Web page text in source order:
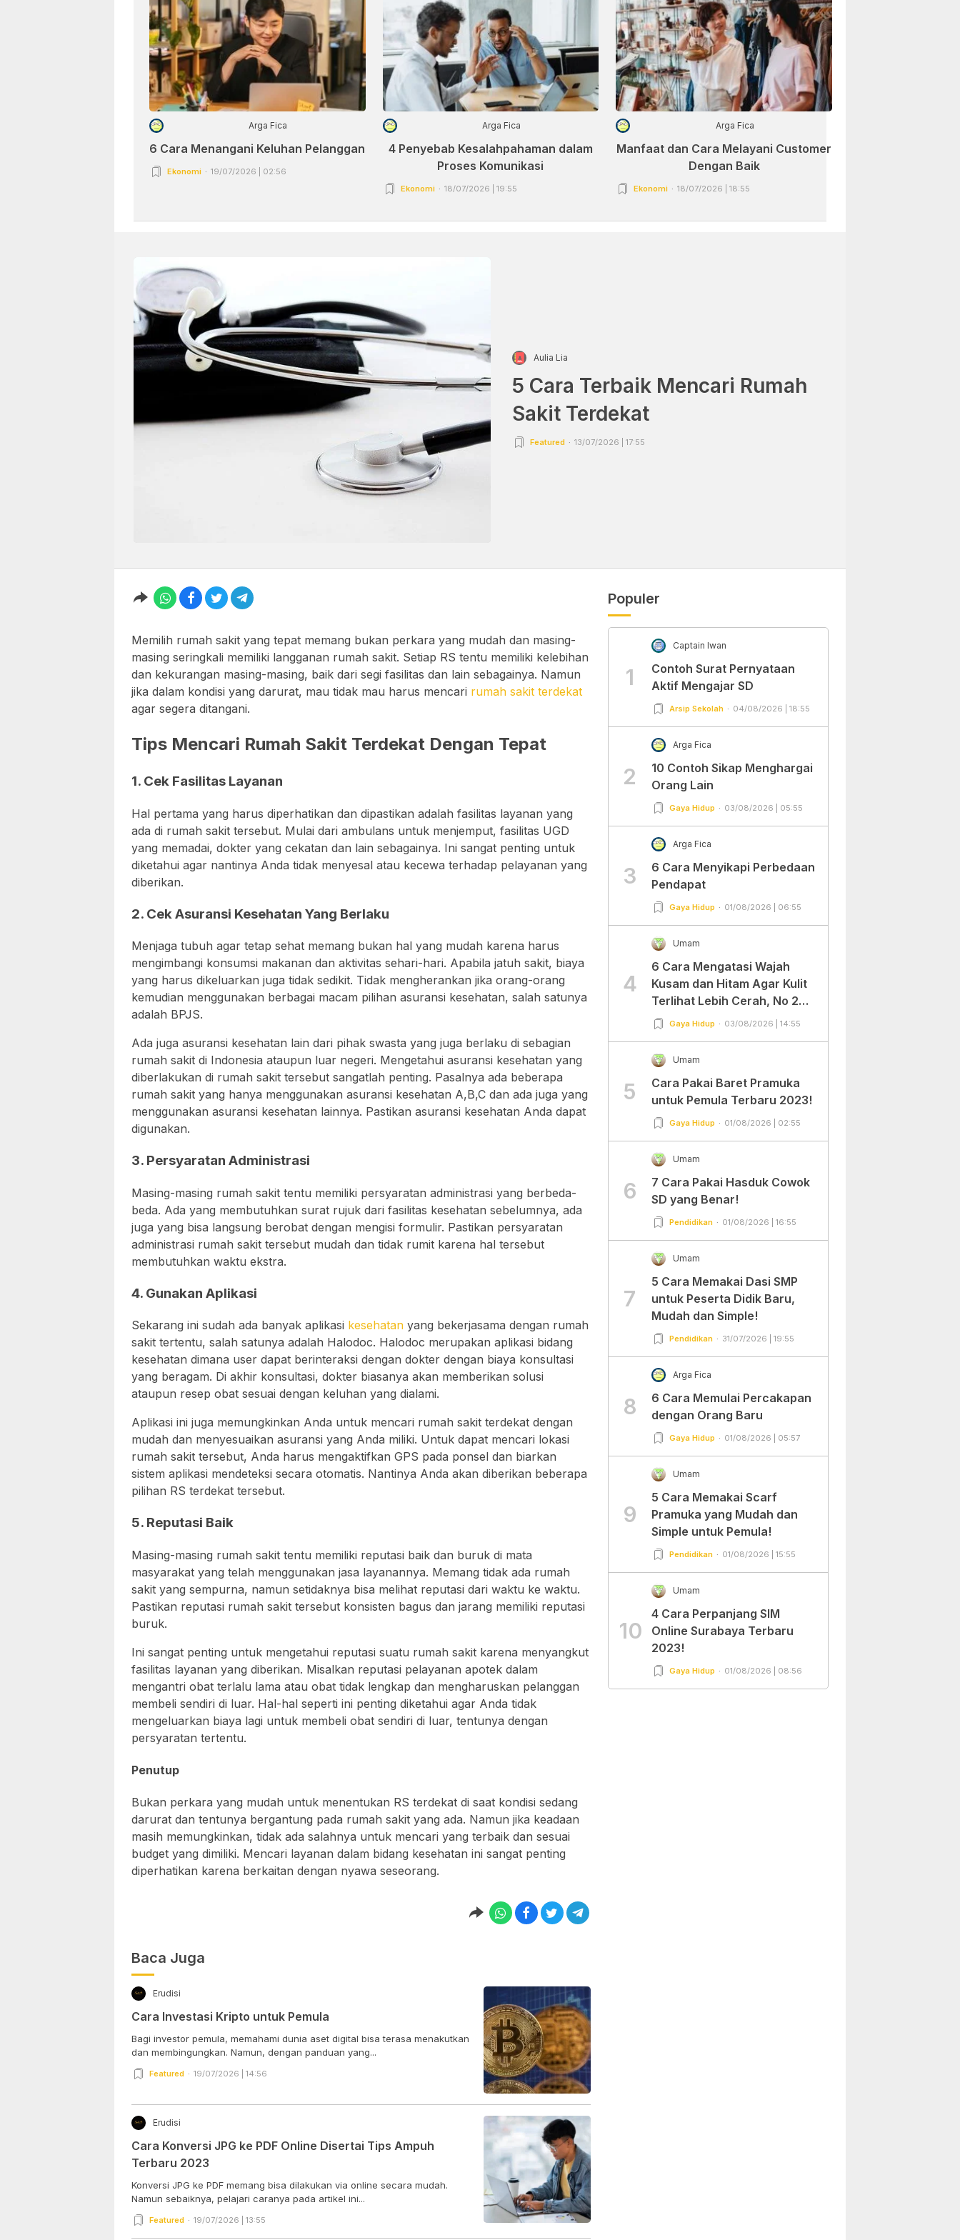
Arga Fica
6 Cara Menangani Keluhan Pelanggan
Ekonomi 19/07/2026 | 02:56
Arga Fica
4 Penyebab Kesalahpahaman dalam
Proses Komunikasi
Ekonomi 18/07/2026 | 19:55
Arga Fica
Manfaat dan Cara Melayani Customer
Dengan Baik
Ekonomi 18/07/2026 | 18:55
Aulia Lia
5 Cara Terbaik Mencari Rumah
Sakit Terdekat
Featured 13/07/2026 | 17:55
Memilih rumah sakit yang tepat memang bukan perkara yang mudah dan masing-
masing seringkali memiliki langganan rumah sakit. Setiap RS tentu memiliki kelebihan
dan kekurangan masing-masing, baik dari segi fasilitas dan lain sebagainya. Namun
jika dalam kondisi yang darurat, mau tidak mau harus mencari rumah sakit terdekat
agar segera ditangani.
Tips Mencari Rumah Sakit Terdekat Dengan Tepat
1. Cek Fasilitas Layanan
Hal pertama yang harus diperhatikan dan dipastikan adalah fasilitas layanan yang
ada di rumah sakit tersebut. Mulai dari ambulans untuk menjemput, fasilitas UGD
yang memadai, dokter yang cekatan dan lain sebagainya. Ini sangat penting untuk
diketahui agar nantinya Anda tidak menyesal atau kecewa terhadap pelayanan yang
diberikan.
2. Cek Asuransi Kesehatan Yang Berlaku
Menjaga tubuh agar tetap sehat memang bukan hal yang mudah karena harus
mengimbangi konsumsi makanan dan aktivitas sehari-hari. Apabila jatuh sakit, biaya
yang harus dikeluarkan juga tidak sedikit. Tidak mengherankan jika orang-orang
kemudian menggunakan berbagai macam pilihan asuransi kesehatan, salah satunya
adalah BPJS.
Ada juga asuransi kesehatan lain dari pihak swasta yang juga berlaku di sebagian
rumah sakit di Indonesia ataupun luar negeri. Mengetahui asuransi kesehatan yang
diberlakukan di rumah sakit tersebut sangatlah penting. Pasalnya ada beberapa
rumah sakit yang hanya menggunakan asuransi kesehatan A,B,C dan ada juga yang
menggunakan asuransi kesehatan lainnya. Pastikan asuransi kesehatan Anda dapat
digunakan.
3. Persyaratan Administrasi
Masing-masing rumah sakit tentu memiliki persyaratan administrasi yang berbeda-
beda. Ada yang membutuhkan surat rujuk dari fasilitas kesehatan sebelumnya, ada
juga yang bisa langsung berobat dengan mengisi formulir. Pastikan persyaratan
administrasi rumah sakit tersebut mudah dan tidak rumit karena hal tersebut
membutuhkan waktu ekstra.
4. Gunakan Aplikasi
Sekarang ini sudah ada banyak aplikasi kesehatan yang bekerjasama dengan rumah
sakit tertentu, salah satunya adalah Halodoc. Halodoc merupakan aplikasi bidang
kesehatan dimana user dapat berinteraksi dengan dokter dengan biaya konsultasi
yang beragam. Di akhir konsultasi, dokter biasanya akan memberikan solusi
ataupun resep obat sesuai dengan keluhan yang dialami.
Aplikasi ini juga memungkinkan Anda untuk mencari rumah sakit terdekat dengan
mudah dan menyesuaikan asuransi yang Anda miliki. Untuk dapat mencari lokasi
rumah sakit tersebut, Anda harus mengaktifkan GPS pada ponsel dan biarkan
sistem aplikasi mendeteksi secara otomatis. Nantinya Anda akan diberikan beberapa
pilihan RS terdekat tersebut.
5. Reputasi Baik
Masing-masing rumah sakit tentu memiliki reputasi baik dan buruk di mata
masyarakat yang telah menggunakan jasa layanannya. Memang tidak ada rumah
sakit yang sempurna, namun setidaknya bisa melihat reputasi dari waktu ke waktu.
Pastikan reputasi rumah sakit tersebut konsisten bagus dan jarang memiliki reputasi
buruk.
Ini sangat penting untuk mengetahui reputasi suatu rumah sakit karena menyangkut
fasilitas layanan yang diberikan. Misalkan reputasi pelayanan apotek dalam
mengantri obat terlalu lama atau obat tidak lengkap dan mengharuskan pelanggan
membeli sendiri di luar. Hal-hal seperti ini penting diketahui agar Anda tidak
mengeluarkan biaya lagi untuk membeli obat sendiri di luar, tentunya dengan
persyaratan tertentu.
Penutup
Bukan perkara yang mudah untuk menentukan RS terdekat di saat kondisi sedang
darurat dan tentunya bergantung pada rumah sakit yang ada. Namun jika keadaan
masih memungkinkan, tidak ada salahnya untuk mencari yang terbaik dan sesuai
budget yang dimiliki. Mencari layanan dalam bidang kesehatan ini sangat penting
diperhatikan karena berkaitan dengan nyawa seseorang.
Baca Juga
Erudisi
Cara Investasi Kripto untuk Pemula
Bagi investor pemula, memahami dunia aset digital bisa terasa menakutkan
dan membingungkan. Namun, dengan panduan yang...
Featured 19/07/2026 | 14:56
Erudisi
Cara Konversi JPG ke PDF Online Disertai Tips Ampuh
Terbaru 2023
Konversi JPG ke PDF memang bisa dilakukan via online secara mudah.
Namun sebaiknya, pelajari caranya pada artikel ini...
Featured 19/07/2026 | 13:55
Populer
1
Captain Iwan
Contoh Surat Pernyataan
Aktif Mengajar SD
Arsip Sekolah 04/08/2026 | 18:55
2
Arga Fica
10 Contoh Sikap Menghargai
Orang Lain
Gaya Hidup 03/08/2026 | 05:55
3
Arga Fica
6 Cara Menyikapi Perbedaan
Pendapat
Gaya Hidup 01/08/2026 | 06:55
4
Umam
6 Cara Mengatasi Wajah
Kusam dan Hitam Agar Kulit
Terlihat Lebih Cerah, No 2
Gampang Banget dan Mudah
Gaya Hidup 03/08/2026 | 14:55
5
Umam
Cara Pakai Baret Pramuka
untuk Pemula Terbaru 2023!
Gaya Hidup 01/08/2026 | 02:55
6
Umam
7 Cara Pakai Hasduk Cowok
SD yang Benar!
Pendidikan 01/08/2026 | 16:55
7
Umam
5 Cara Memakai Dasi SMP
untuk Peserta Didik Baru,
Mudah dan Simple!
Pendidikan 31/07/2026 | 19:55
8
Arga Fica
6 Cara Memulai Percakapan
dengan Orang Baru
Gaya Hidup 01/08/2026 | 05:57
9
Umam
5 Cara Memakai Scarf
Pramuka yang Mudah dan
Simple untuk Pemula!
Pendidikan 01/08/2026 | 15:55
10
Umam
4 Cara Perpanjang SIM
Online Surabaya Terbaru
2023!
Gaya Hidup 01/08/2026 | 08:56